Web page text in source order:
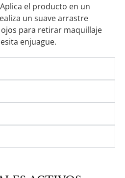
el producto en un
un suave arrastre
para retirar maquillaje
enjuague.